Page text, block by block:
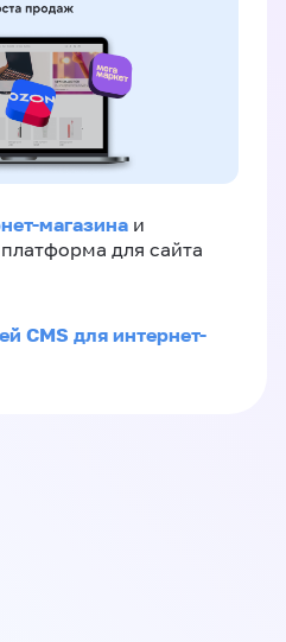
магазина и
для сайта
CMS для интернет-